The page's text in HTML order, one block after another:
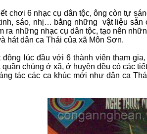
chơi 6 nhạc cụ dân tộc, ông còn tự
sáo, nhị… bằng những vật liệu
ra những nhạc cụ dân tộc, tạo nên
hát dân ca Thái của xã Môn Sơn.
động lúc đầu với 6 thành viên tham
quần chúng ở xã, ở huyện đều có các
tác các ca khúc mới như dân ca